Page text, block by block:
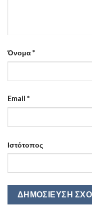
Όνομα*
Email *
Ιστότοπος